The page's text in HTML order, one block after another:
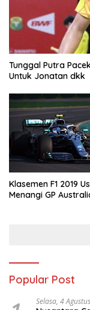
Tunggal Putra
Untuk Jonatan dkk
Klasemen F1 2019
Menangi GP
Popular Post
Selasa, 4